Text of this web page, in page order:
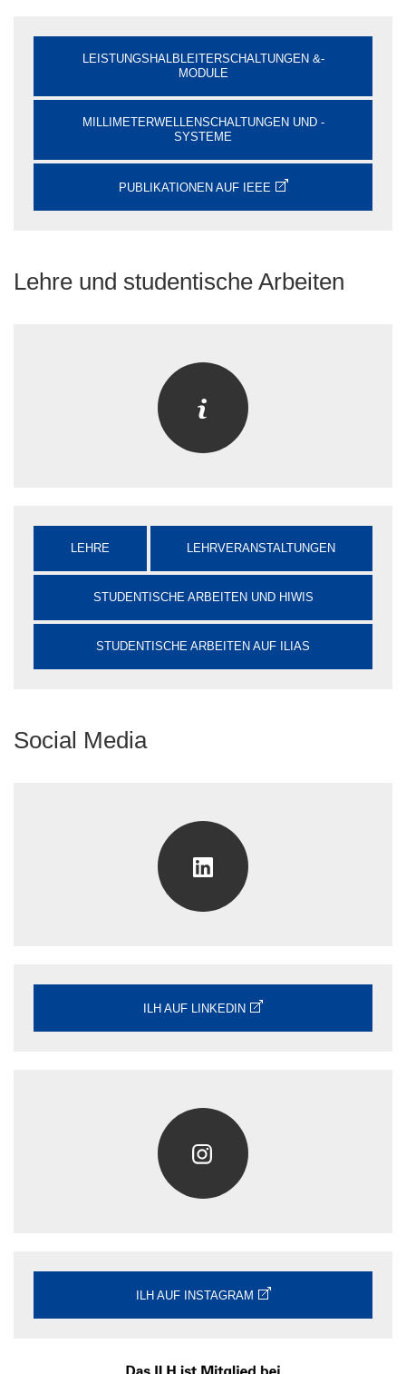
LEISTUNGSHALBLEITERSCHALTUNGEN &-
MODULE
MILLIMETERWELLENSCHALTUNGEN UND -
SYSTEME
PUBLIKATIONEN AUF IEEE
Lehre und studentische Arbeiten
LEHRE LEHRVERANSTALTUNGEN
STUDENTISCHE ARBEITEN UND HIWIS
STUDENTISCHE ARBEITEN AUF ILIAS
Social Media
ILH AUF LINKEDIN
ILH AUF INSTAGRAM